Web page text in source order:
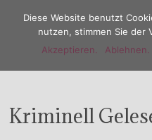
Kriminell
Diese Website benutzt
nutzen, stimmen Sie der
Akzeptieren.
Ablehnen.